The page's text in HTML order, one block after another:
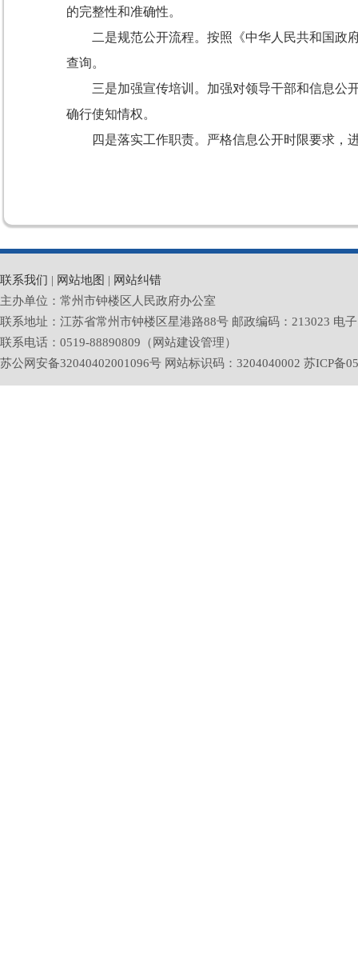
的完整性和准确性。
二是规范公开流程。按照《中华人民共和国政
查询。
三是加强宣传培训。加强对领导干部和信息公
确行使知情权。
四是落实工作职责。严格信息公开时限要求，
联系我们 | 网站地图 | 网站纠错
主办单位：常州市钟楼区人民政府办公室
联系地址：江苏省常州市钟楼区星港路88号 邮政编码：213023 电
联系电话：0519-88890809（网站建设管理）
苏公网安备32040402001096号 网站标识码：3204040002 苏ICP备